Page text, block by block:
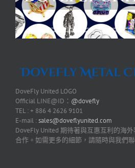
DoveFly United LOGO
Official LINE@ID： @dovefly
TEL : + 886 4 2626 9101
E-mail :sales@doveflyunited.com
DoveFly United 期待著與互惠互利的海
合作。如需更多的細節，請隨時與我們聯